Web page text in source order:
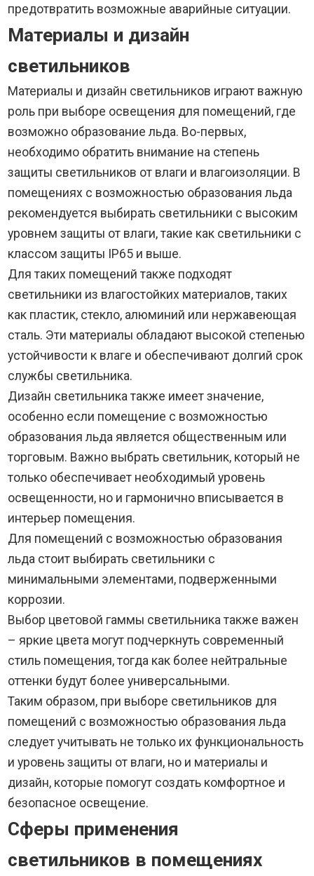
предотвратить возможные аварийные ситуации.
Материалы и дизайн
светильников
Материалы и дизайн светильников играют важную
роль при выборе освещения для помещений, где
возможно образование льда. Во-первых,
необходимо обратить внимание на степень
защиты светильников от влаги и влагоизоляции. В
помещениях с возможностью образования льда
рекомендуется выбирать светильники с высоким
уровнем защиты от влаги, такие как светильники с
классом защиты IP65 и выше.
Для таких помещений также подходят
светильники из влагостойких материалов, таких
как пластик, стекло, алюминий или нержавеющая
сталь. Эти материалы обладают высокой степенью
устойчивости к влаге и обеспечивают долгий срок
службы светильника.
Дизайн светильника также имеет значение,
особенно если помещение с возможностью
образования льда является общественным или
торговым. Важно выбрать светильник, который не
только обеспечивает необходимый уровень
освещенности, но и гармонично вписывается в
интерьер помещения.
Для помещений с возможностью образования
льда стоит выбирать светильники с
минимальными элементами, подверженными
коррозии.
Выбор цветовой гаммы светильника также важен
– яркие цвета могут подчеркнуть современный
стиль помещения, тогда как более нейтральные
оттенки будут более универсальными.
Таким образом, при выборе светильников для
помещений с возможностью образования льда
следует учитывать не только их функциональность
и уровень защиты от влаги, но и материалы и
дизайн, которые помогут создать комфортное и
безопасное освещение.
Сферы применения
светильников в помещениях